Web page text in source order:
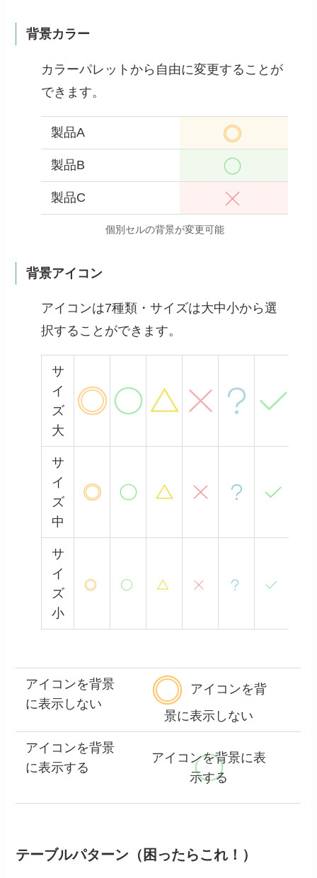
背景カラー
カラーパレットから自由に変更することが
できます。
製品A
製品B
製品C
個別セルの背景が変更可能
背景アイコン
アイコンは7種類・サイズは大中小から選
択することができます。
サ
イ
ズ
大
サ
イ
ズ
中
サ
イ
ズ
小
アイコンを背景
に表示しない
アイコンを背
景に表示しない
アイコンを背景
に表示する
アイコンを背景に表
示する
テーブルパターン（困ったらこれ！）